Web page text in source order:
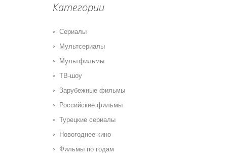
Категории
Сериалы
Мультсериалы
Мультфильмы
ТВ-шоу
Зарубежные фильмы
Российские фильмы
Турецкие сериалы
Новогоднее кино
Фильмы по годам